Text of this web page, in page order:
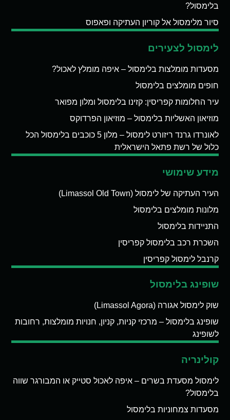
בלימסול?
סיור מלימסול אל קוריון העתיקה ופאפוס
לימסול לצעירים
מסעדות מומלצות בלימסול – איפה מומלץ לאכול?
חופים מומלצים בלימסול
עיר החלומות קפריסין: קזינו בלימסול ומלון מפואר
מוזיאון האשליות בלימסול – מוזיאון הפרדוקס
לאונרדו גרנד ריזורט לימסול – מלון 5 כוכבים בלימסול הכל
כלול של רשת פתאל הישראלית
מידע שימושי
העיר העתיקה של לימסול (Limassol Old Town)
מלונות מומלצים בלימסול
התניידות בלימסול
השכרת רכב בלימסול קפריסין
קרנבל לימסול קפריסין
שופינג בלימסול
שוק לימסול אגורה (Limassol Agora)
שופינג בלימסול – מרכזי קניות, קניון, חנויות מומלצות, רחובות
לשופינג
קולינריה
לימסול מסעדת בשרים – איפה לאכול סטייק או המבורגר שווה
בלימסול?
מסעדות צמחוניות בלימסול